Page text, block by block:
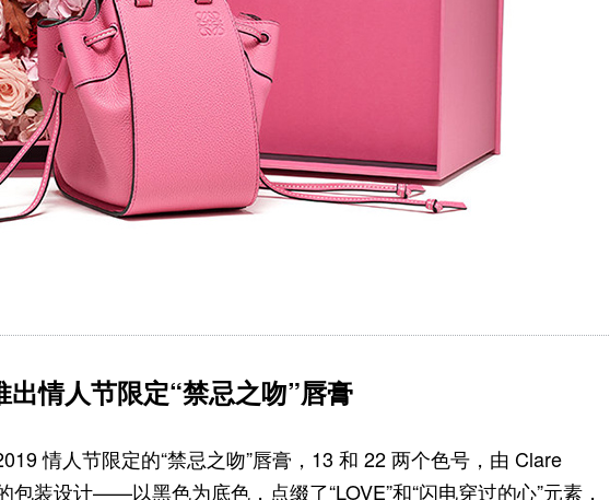
情人节限定“禁忌之吻”唇膏
情人节限定的“禁忌之吻”唇膏，13 和 22 两个色号，由 Clare
包装设计——以黑色为底色，点缀了“LOVE”和“闪电穿过的心”元素，